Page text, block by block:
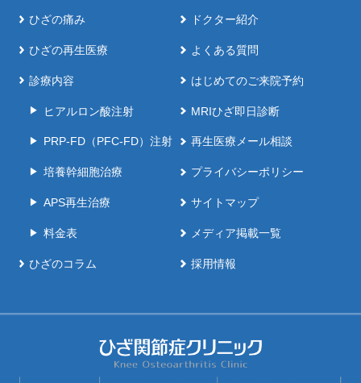
ひざの痛み
ひざの再生医療
診療内容
ヒアルロン酸注射
PRP-FD（PFC-FD）注射
培養幹細胞治療
APS再生治療
料金表
ひざのコラム
ドクター紹介
よくある質問
はじめてのご来院予約
MRIひざ即日診断
再生医療メール相談
プライバシーポリシー
サイトマップ
メディア掲載一覧
採用情報